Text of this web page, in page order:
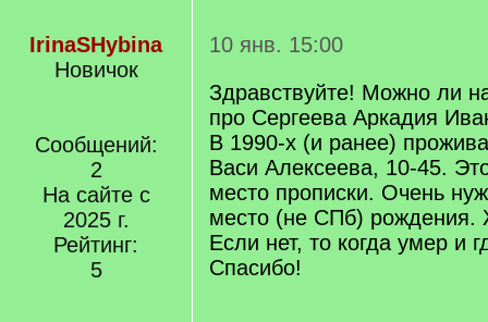
IrinaSHybina
Новичок
Сообщений:
2
На сайте с
2025 г.
Рейтинг:
5
10 янв. 15:00
Здравствуйте! Можно ли
про Сергеева Аркадия
В 1990-х (и ранее)
Васи Алексеева, 10-45.
место прописки. Очень
место (не СПб) рождения.
Если нет, то когда умер и
Спасибо!